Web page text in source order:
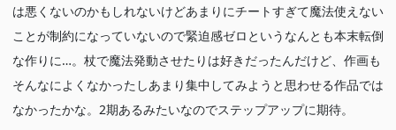
は悪くないのかもしれないけどあまりにチートすぎて魔法使えない
ことが制約になっていないので緊迫感ゼロというなんとも本末転倒
な作りに…。杖で魔法発動させたりは好きだったんだけど、作画も
そんなによくなかったしあまり集中してみようと思わせる作品では
なかったかな。2期あるみたいなのでステップアップに期待。